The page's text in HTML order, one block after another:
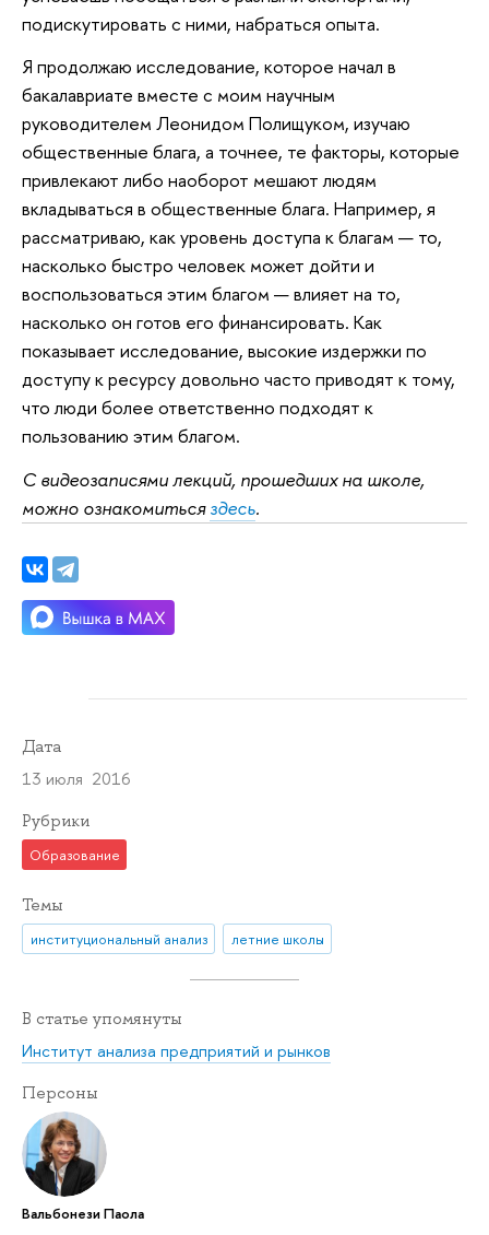
подискутировать с ними, набраться опыта.
Я продолжаю исследование, которое начал в
бакалавриате вместе с моим научным
руководителем Леонидом Полищуком, изучаю
общественные блага, а точнее, те факторы, которые
привлекают либо наоборот мешают людям
вкладываться в общественные блага. Например, я
рассматриваю, как уровень доступа к благам — то,
насколько быстро человек может дойти и
воспользоваться этим благом — влияет на то,
насколько он готов его финансировать. Как
показывает исследование, высокие издержки по
доступу к ресурсу довольно часто приводят к тому,
что люди более ответственно подходят к
пользованию этим благом.
С видеозаписями лекций, прошедших на школе,
можно ознакомитьсяздесь.
Дата
13 июля 2016
Рубрики
Образование
Темы
институциональный анализ летние школы
В статье упомянуты
Институт анализа предприятий и рынков
Персоны
Вальбонези Паола